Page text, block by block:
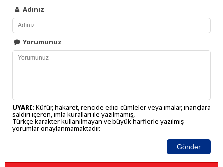
Adınız
Yorumunuz
UYARI: Küfür, hakaret, rencide edici cümleler veya imalar, inançlara
saldırı içeren, imla kuralları ile yazılmamış,
Türkçe karakter kullanılmayan ve büyük harflerle yazılmış
yorumlar onaylanmamaktadır.
Gönder